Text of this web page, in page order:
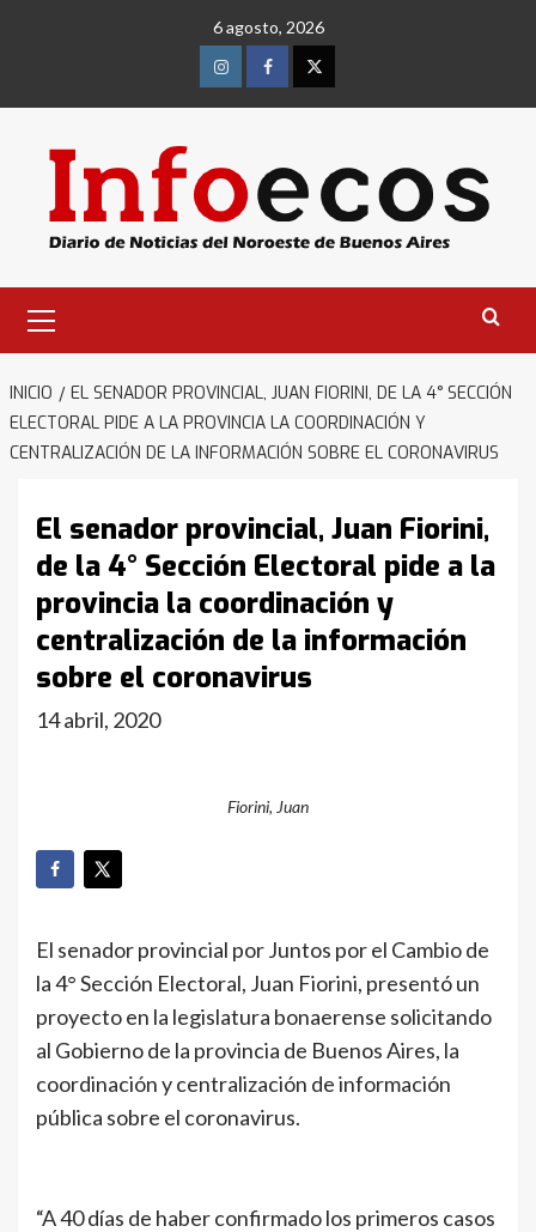
6 agosto, 2026
InstagramFacebookTwitter
primario
INICIO
EL SENADOR PROVINCIAL, JUAN FIORINI, DE LA 4° SECCIÓN
ELECTORAL PIDE A LA PROVINCIA LA COORDINACIÓN Y
CENTRALIZACIÓN DE LA INFORMACIÓN SOBRE EL CORONAVIRUS
El senador provincial, Juan Fiorini,
de la 4° Sección Electoral pide a la
provincia la coordinación y
centralización de la información
sobre el coronavirus
14 abril, 2020
Fiorini, Juan
El senador provincial por Juntos por el Cambio de
la 4° Sección Electoral, Juan Fiorini, presentó un
proyecto en la legislatura bonaerense solicitando
al Gobierno de la provincia de Buenos Aires, la
coordinación y centralización de información
pública sobre el coronavirus.
“A 40 días de haber confirmado los primeros casos